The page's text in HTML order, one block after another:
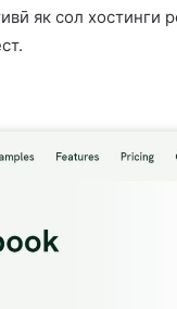
як сол хостинги